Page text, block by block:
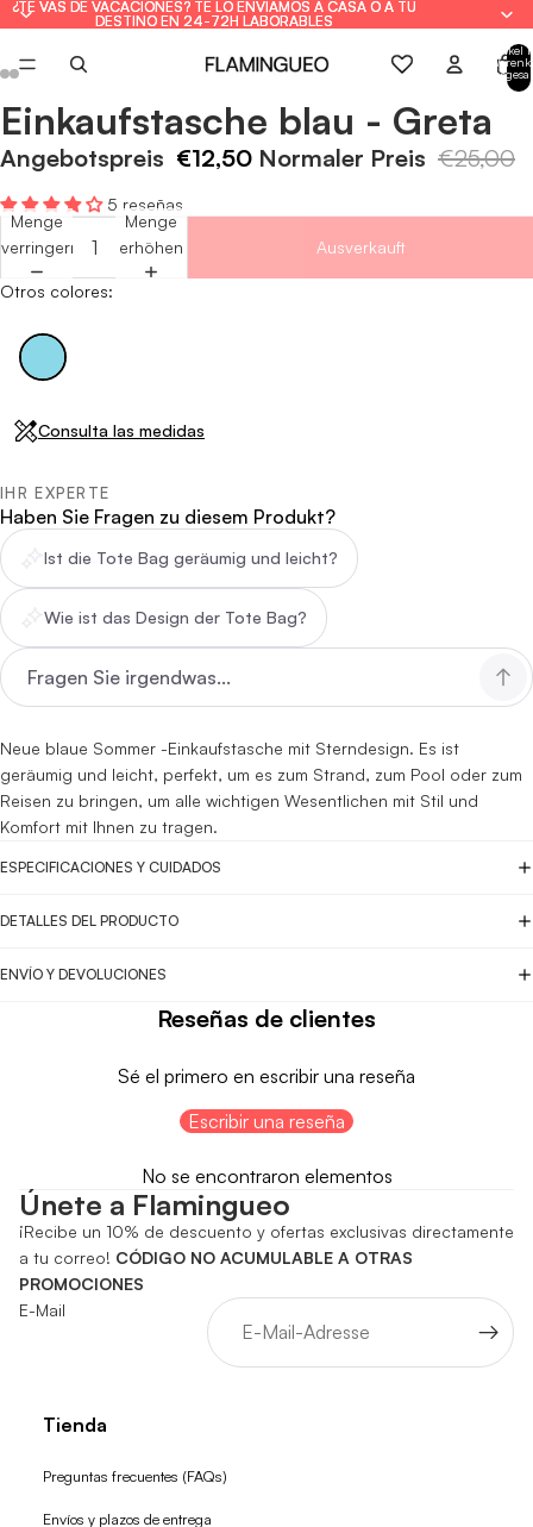
¿TE VAS DE VACACIONES? TE LO ENVIAMOS A CASA O A TU
DESTINO EN 24-72H LABORABLES
¿TE VAS DE VACACIONES? TE LO ENVIAMOS A CASA O A TU
DESTINO EN 24-72H LABORABLES
Artikel
Bild
im
Vollbildmodus
öffnen
Bild
im
Vollbildmodus
öffnen
Bild
im
Vollbildmodus
öffnen
Bild
im
Vollbildmodus
öffnen
Einkaufstasche blau - Greta
Angebotspreis €12,50 Normaler Preis €25,00
5 reseñas
Menge
verringern
Menge
erhöhen
Ausverkauft
Otros colores:
Consulta las medidas
IHR EXPERTE
Haben Sie Fragen zu diesem Produkt?
Ist die Tote Bag geräumig und leicht?
Wie ist das Design der Tote Bag?
Neue blaue Sommer -Einkaufstasche mit Sterndesign. Es ist
geräumig und leicht, perfekt, um es zum Strand, zum Pool oder zum
Reisen zu bringen, um alle wichtigen Wesentlichen mit Stil und
Komfort mit Ihnen zu tragen.
ESPECIFICACIONES Y CUIDADOS
DETALLES DEL PRODUCTO
ENVÍO Y DEVOLUCIONES
Reseñas de clientes
Sé el primero en escribir una reseña
Escribir una reseña
No se encontraron elementos
Únete a Flamingueo
¡Recibe un 10% de descuento y ofertas exclusivas directamente
a tu correo! CÓDIGO NO ACUMULABLE A OTRAS
PROMOCIONES
E-Mail
Tienda
Preguntas frecuentes (FAQs)
Envíos y plazos de entrega